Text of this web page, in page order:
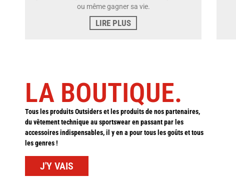
ou même gagner sa vie.
LIRE PLUS
LA BOUTIQUE.
Tous les produits Outsiders et les produits de nos partenaires,
du vêtement technique au sportswear en passant par les
accessoires indispensables, il y en a pour tous les goûts et tous
les genres !
J'Y VAIS